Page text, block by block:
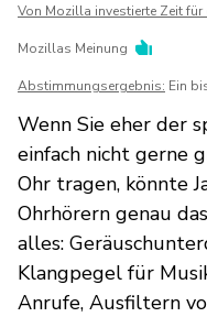
Von Mozilla investierte Zeit für
Mozillas Meinung
Abstimmungsergebnis: Ein
Wenn Sie eher der
einfach nicht gerne
Ohr tragen, könnte
Ohrhörern genau
alles:
Klangpegel für
Anrufe, Ausfiltern